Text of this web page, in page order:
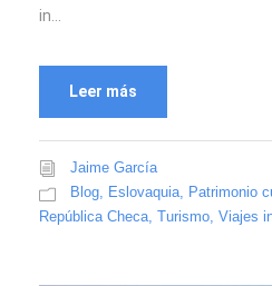
in...
Leer más
Jaime García
Blog
Eslovaquia Patrimonio
República Checa Turismo Viajes